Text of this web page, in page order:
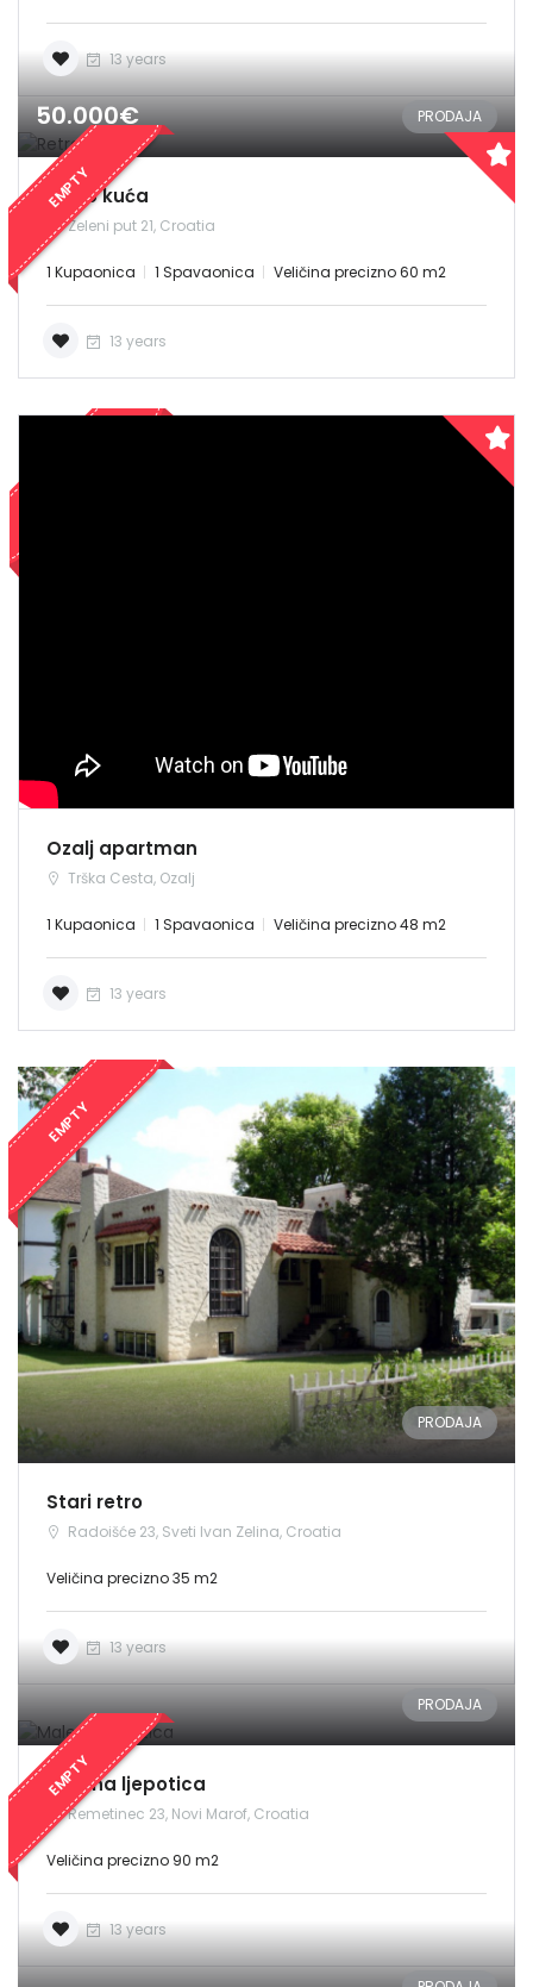
13 years
EMPTY
50.000€ PRODAJA
Retro kuća
Zeleni put 21, Croatia
1 Kupaonica 1 Spavaonica Veličina precizno 60 m2
13 years
Ozalj apartman
Trška Cesta, Ozalj
1 Kupaonica 1 Spavaonica Veličina precizno 48 m2
13 years
EMPTY
PRODAJA
Stari retro
Radoišće 23, Sveti Ivan Zelina, Croatia
Veličina precizno 35 m2
13 years
EMPTY
PRODAJA
Malena ljepotica
Remetinec 23, Novi Marof, Croatia
Veličina precizno 90 m2
13 years
Demo login details for Admin:
Demo login details for User: